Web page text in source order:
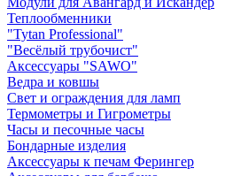
Теплообменники
"Tytan Professional"
"Весёлый трубочист"
Аксессуары "SAWO"
Ведра и ковшы
Свет и ограждения для ламп
Термометры и Гигрометры
Часы и песочные часы
Бондарные изделия
Аксессуары к печам Ферингер